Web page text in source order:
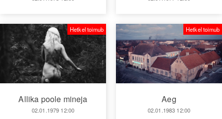
Allika poole mineja
02.01.1979 12:00
Hetkel toimub
Aeg
02.01.1983 12:00
Hetkel toimub